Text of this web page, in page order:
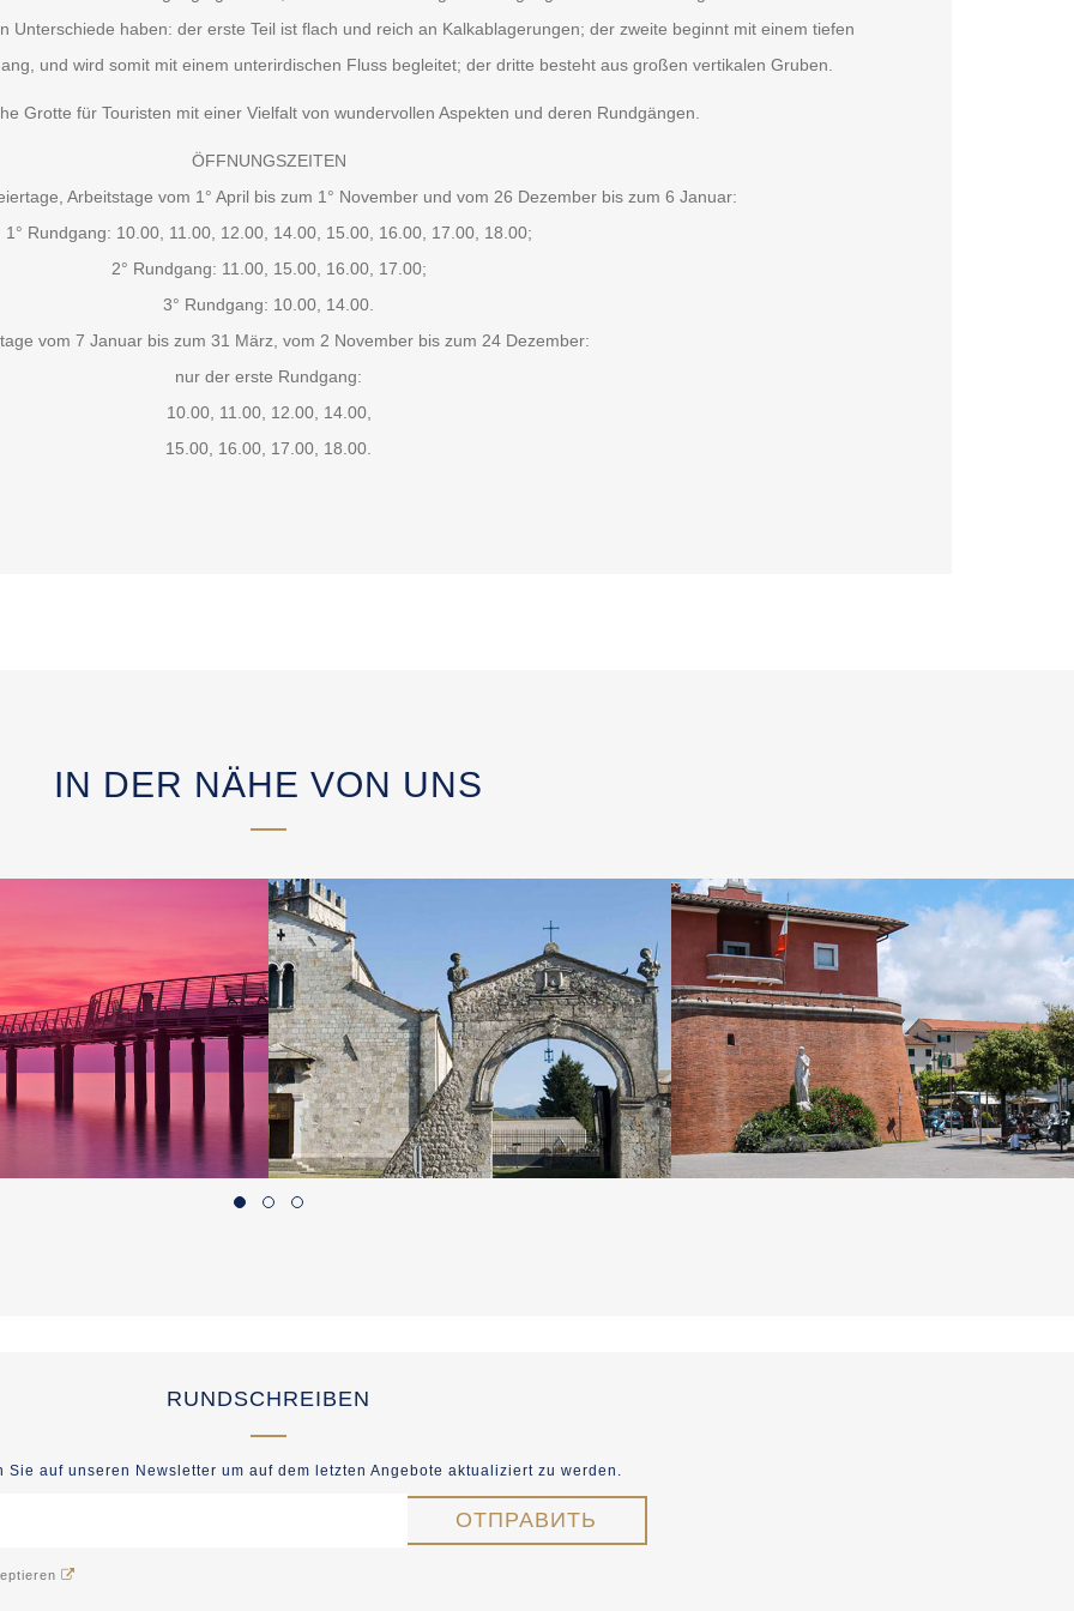
Unterschiede haben: der erste Teil ist flach und reich an Kalkablagerungen; der zweite beginnt mit einem tiefen
und wird somit mit einem unterirdischen Fluss begleitet; der dritte besteht aus großen vertikalen Gruben.
Grotte für Touristen mit einer Vielfalt von wundervollen Aspekten und deren Rundgängen.
ÖFFNUNGSZEITEN
Arbeitstage vom 1° April bis zum 1° November und vom 26 Dezember bis zum 6 Januar:
1° Rundgang: 10.00, 11.00, 12.00, 14.00, 15.00, 16.00, 17.00, 18.00;
2° Rundgang: 11.00, 15.00, 16.00, 17.00;
3° Rundgang: 10.00, 14.00.
vom 7 Januar bis zum 31 März, vom 2 November bis zum 24 Dezember:
nur der erste Rundgang:
10.00, 11.00, 12.00, 14.00,
15.00, 16.00, 17.00, 18.00.
IN DER NÄHE VON UNS
RUNDSCHREIBEN
Sie auf unseren Newsletter um auf dem letzten Angebote aktualiziert zu werden.